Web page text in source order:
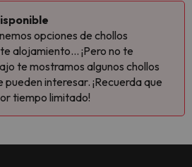
opciones de chollos
alojamiento... ¡Pero no te
te mostramos algunos chollos
interesar. ¡Recuerda que
tiempo limitado!